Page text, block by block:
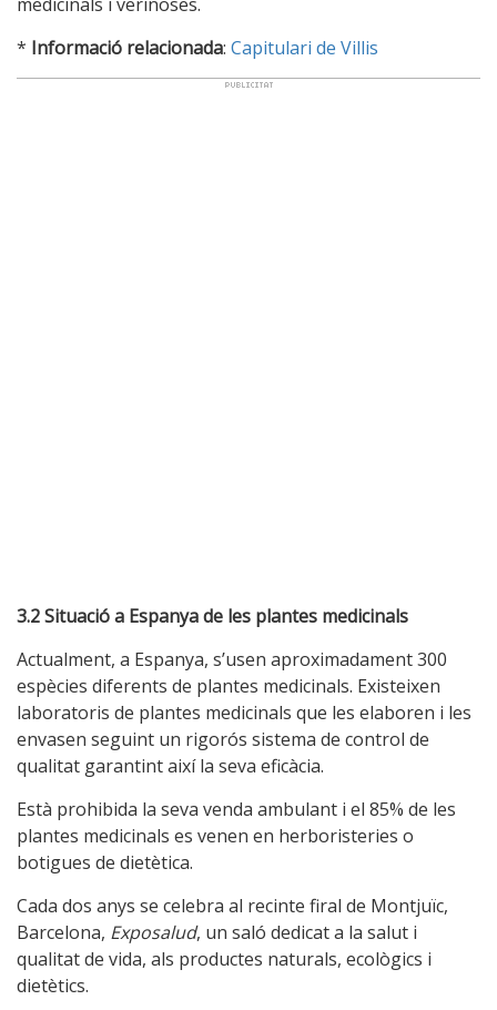
* Informació relacionada: Capitulari de Villis
3.2 Situació a Espanya de les plantes medicinals
Actualment, a Espanya, s’usen aproximadament 300
espècies diferents de plantes medicinals. Existeixen
laboratoris de plantes medicinals que les elaboren i les
envasen seguint un rigorós sistema de control de
qualitat garantint així la seva eficàcia.
Està prohibida la seva venda ambulant i el 85% de les
plantes medicinals es venen en herboristeries o
botigues de dietètica.
Cada dos anys se celebra al recinte firal de Montjuïc,
Barcelona, Exposalud, un saló dedicat a la salut i
qualitat de vida, als productes naturals, ecològics i
dietètics.